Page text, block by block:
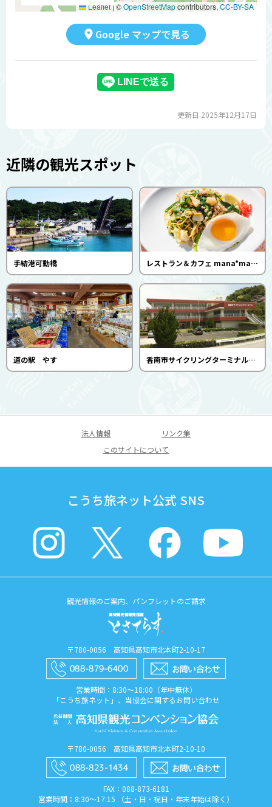
Leaflet | ©OpenStreetMapcontributors,CC-BY-SA
Google マップで見る
更新日 2025年12月17日
近隣の観光スポット
手結港可動橋 レストラン＆カフェ mana*mana
道の駅 やす 香南市サイクリングターミナル 海のやどしおや宿
法人情報
リンク集
このサイトについて
こうち旅ネット公式 SNS
観光情報のご案内、パンフレットのご請求
〒780-0056 高知県高知市北本町2-10-17
営業時間：8:30〜18:00（年中無休）
「こうち旅ネット」、当協会に関するお問い合わせ
〒780-0056 高知県高知市北本町2-10-10
FAX：088​-873​-6181
営業時間：8:30〜17:15 （土・日・祝日・年末年始は除く）